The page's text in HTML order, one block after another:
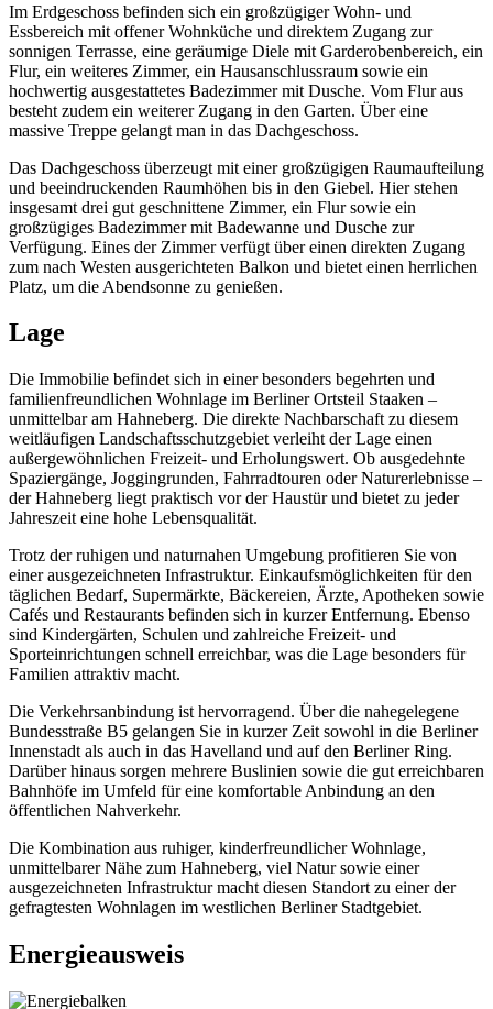
Im Erdgeschoss befinden sich ein großzügiger Wohn- und
Essbereich mit offener Wohnküche und direktem Zugang zur
sonnigen Terrasse, eine geräumige Diele mit Garderobenbereich, ein
Flur, ein weiteres Zimmer, ein Hausanschlussraum sowie ein
hochwertig ausgestattetes Badezimmer mit Dusche. Vom Flur aus
besteht zudem ein weiterer Zugang in den Garten. Über eine
massive Treppe gelangt man in das Dachgeschoss.
Das Dachgeschoss überzeugt mit einer großzügigen Raumaufteilung
und beeindruckenden Raumhöhen bis in den Giebel. Hier stehen
insgesamt drei gut geschnittene Zimmer, ein Flur sowie ein
großzügiges Badezimmer mit Badewanne und Dusche zur
Verfügung. Eines der Zimmer verfügt über einen direkten Zugang
zum nach Westen ausgerichteten Balkon und bietet einen herrlichen
Platz, um die Abendsonne zu genießen.
Lage
Die Immobilie befindet sich in einer besonders begehrten und
familienfreundlichen Wohnlage im Berliner Ortsteil Staaken –
unmittelbar am Hahneberg. Die direkte Nachbarschaft zu diesem
weitläufigen Landschaftsschutzgebiet verleiht der Lage einen
außergewöhnlichen Freizeit- und Erholungswert. Ob ausgedehnte
Spaziergänge, Joggingrunden, Fahrradtouren oder Naturerlebnisse –
der Hahneberg liegt praktisch vor der Haustür und bietet zu jeder
Jahreszeit eine hohe Lebensqualität.
Trotz der ruhigen und naturnahen Umgebung profitieren Sie von
einer ausgezeichneten Infrastruktur. Einkaufsmöglichkeiten für den
täglichen Bedarf, Supermärkte, Bäckereien, Ärzte, Apotheken sowie
Cafés und Restaurants befinden sich in kurzer Entfernung. Ebenso
sind Kindergärten, Schulen und zahlreiche Freizeit- und
Sporteinrichtungen schnell erreichbar, was die Lage besonders für
Familien attraktiv macht.
Die Verkehrsanbindung ist hervorragend. Über die nahegelegene
Bundesstraße B5 gelangen Sie in kurzer Zeit sowohl in die Berliner
Innenstadt als auch in das Havelland und auf den Berliner Ring.
Darüber hinaus sorgen mehrere Buslinien sowie die gut erreichbaren
Bahnhöfe im Umfeld für eine komfortable Anbindung an den
öffentlichen Nahverkehr.
Die Kombination aus ruhiger, kinderfreundlicher Wohnlage,
unmittelbarer Nähe zum Hahneberg, viel Natur sowie einer
ausgezeichneten Infrastruktur macht diesen Standort zu einer der
gefragtesten Wohnlagen im westlichen Berliner Stadtgebiet.
Energieausweis